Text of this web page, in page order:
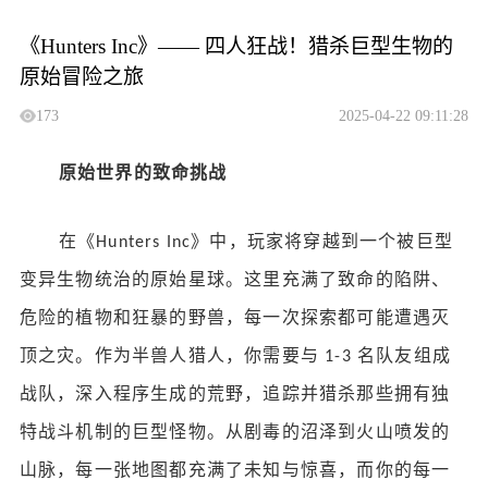
《Hunters Inc》—— 四人狂战！猎杀巨型生物的
原始冒险之旅
173 2025-04-22 09:11:28
原始世界的致命挑战
在《 Hunters Inc》中，玩家将穿越到一个被巨型
变异生物统治的原始星球。这里充满了致命的陷阱、
危险的植物和狂暴的野兽，每一次探索都可能遭遇灭
顶之灾。作为半兽人猎人，你需要与 1-3 名队友组成
战队，深入程序生成的荒野，追踪并猎杀那些拥有独
特战斗机制的巨型怪物。从剧毒的沼泽到火山喷发的
山脉，每一张地图都充满了未知与惊喜，而你的每一